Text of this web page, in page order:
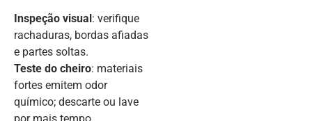
Inspeção visual: verifique
rachaduras, bordas afiadas
e partes soltas.
Teste do cheiro: materiais
fortes emitem odor
químico; descarte ou lave
por mais tempo.